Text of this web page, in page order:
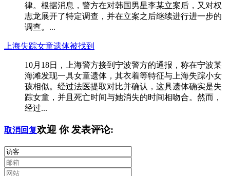
律。根据消息，警方在对韩国男星李某立案后，又对权
志龙展开了特定调查，并在立案之后继续进行进一步的
调查。...
上海失踪女童遗体被找到
10月18日，上海警方接到宁波警方的通报，称在宁波某
海滩发现一具女童遗体，其衣着等特征与上海失踪小女
孩相似。经过法医提取对比并确认，这具遗体确实是失
踪女童，并且死亡时间与她消失的时间相吻合。然而，
经过...
取消回复欢迎 你发表评论: